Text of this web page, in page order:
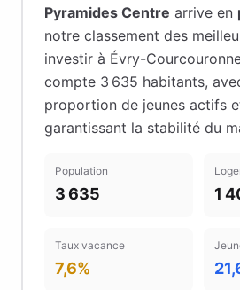
Pyramides Centre arrive en
notre classement des
investir à Évry-
compte 3 635 habitants,
proportion de jeunes actifs
garantissant la stabilité du
Population
3 635 1
Taux vacance
7,6%